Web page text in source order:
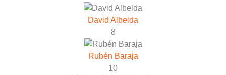
David Albelda
8
Rubén Baraja
10